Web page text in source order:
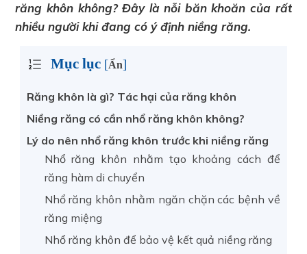
răng khôn không? Đây là nỗi băn khoăn của rất
nhiều người khi đang có ý định niềng răng.
Mục lục [Ẩn]
Răng khôn là gì? Tác hại của răng khôn
Niềng răng có cần nhổ răng khôn không?
Lý do nên nhổ răng khôn trước khi niềng răng
Nhổ răng khôn nhằm tạo khoảng cách để
răng hàm di chuyển
Nhổ răng khôn nhằm ngăn chặn các bệnh về
răng miệng
Nhổ răng khôn để bảo vệ kết quả niềng răng